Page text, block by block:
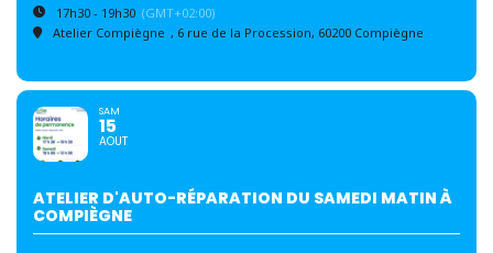
17h30 - 19h30 (GMT+02:00)
Atelier Compiègne , 6 rue de la Procession, 60200 Compiègne
SAM
15
AOUT
ATELIER D'AUTO-RÉPARATION DU SAMEDI MATIN À
COMPIÈGNE